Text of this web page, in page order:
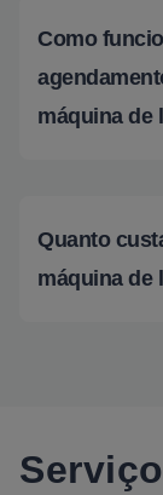
Como
máquina de
Quanto
máquina de